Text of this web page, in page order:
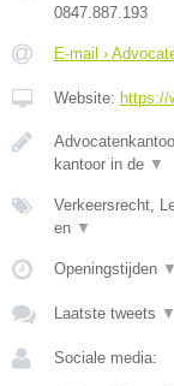
0847.887.193
E-mail ›
Website: https://
kantoor in de ▼
Verkeersrecht,
en ▼
Openingstijden ▼
Laatste tweets ▼
Sociale media: